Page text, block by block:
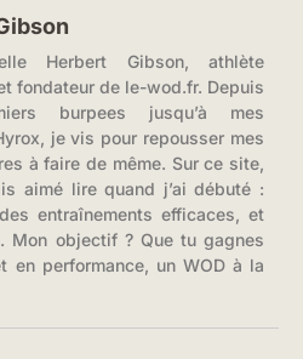
Herbert Gibson, athlète
fondateur de le-wod.fr. Depuis
burpees jusqu’à mes
je vis pour repousser mes
à faire de même. Sur ce site,
aimé lire quand j’ai débuté :
entraînements efficaces, et
Mon objectif ? Que tu gagnes
en performance, un WOD à la